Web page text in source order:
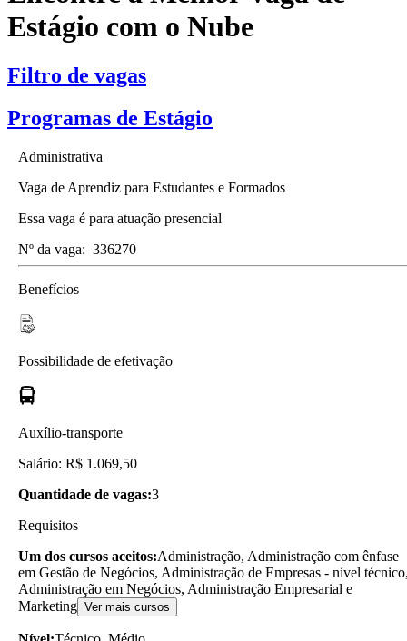
Estágio com o Nube
Filtro de vagas
Programas de Estágio
Administrativa
Vaga de Aprendiz para Estudantes e Formados
Essa vaga é para atuação presencial
Nº da vaga: 336270
Benefícios
Possibilidade de efetivação
Auxílio-transporte
Salário: R$ 1.069,50
Quantidade de vagas:3
Requisitos
Um dos cursos aceitos:Administração, Administração com ênfase
em Gestão de Negócios, Administração de Empresas - nível
Administração em Negócios, Administração Empresarial e
Marketing Ver mais cursos